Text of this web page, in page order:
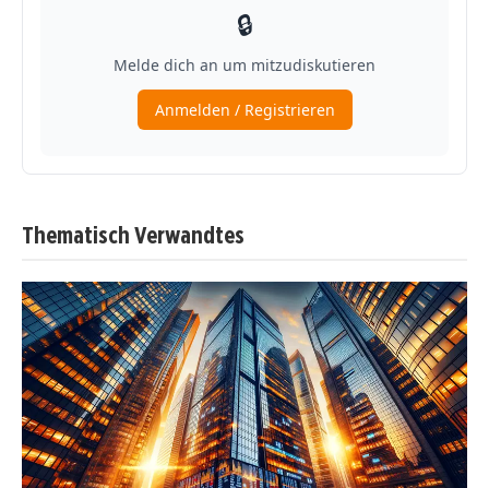
Thematisch Verwandtes